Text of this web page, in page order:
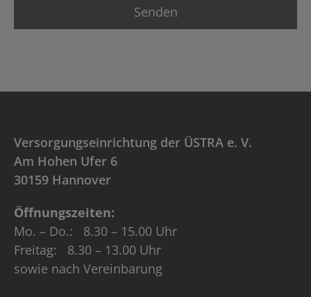
Versorgungseinrichtung der ÜSTRA e. V.
Am Hohen Ufer 6
30159 Hannover
Öffnungszeiten:
Mo. – Do.: 8.30 – 15.00 Uhr
Freitag: 8.30 – 13.00 Uhr
sowie nach Vereinbarung